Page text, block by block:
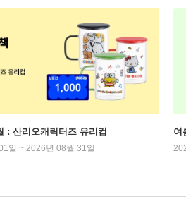
: 산리오캐릭터즈 유리컵
일 ~ 2026년 08월 31일
여